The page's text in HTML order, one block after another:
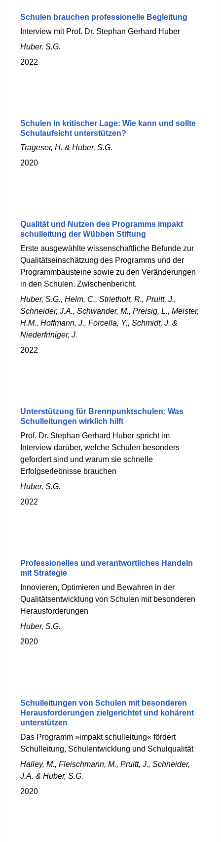
Schulen brauchen professionelle Begleitung
Interview mit Prof. Dr. Stephan Gerhard Huber
Huber, S.G.
2022
Schulen in kritischer Lage: Wie kann und sollte
Schulaufsicht unterstützen?
Trageser, H. & Huber, S.G.
2020
Qualität und Nutzen des Programms impakt
schulleitung der Wübben Stiftung
Erste ausgewählte wissenschaftliche Befunde zur
Qualitätseinschätzung des Programms und der
Programmbausteine sowie zu den Veränderungen
in den Schulen. Zwischenbericht.
Huber, S.G., Helm, C., Strietholt, R., Pruitt, J.,
Schneider, J.A., Schwander, M., Preisig, L., Meister,
H.M., Hoffmann, J., Forcella, Y., Schmidt, J. &
Niederfriniger, J.
2022
Unterstützung für Brennpunktschulen: Was
Schulleitungen wirklich hilft
Prof. Dr. Stephan Gerhard Huber spricht im
Interview darüber, welche Schulen besonders
gefordert sind und warum sie schnelle
Erfolgserlebnisse brauchen
Huber, S.G.
2022
Professionelles und verantwortliches Handeln
mit Strategie
Innovieren, Optimieren und Bewahren in der
Qualitätsentwicklung von Schulen mit besonderen
Herausforderungen
Huber, S.G.
2020
Schulleitungen von Schulen mit besonderen
Herausforderungen zielgerichtet und kohärent
unterstützen
Das Programm »impakt schulleitung« fördert
Schulleitung, Schulentwicklung und Schulqualität
Halley, M., Fleischmann, M., Pruitt, J., Schneider,
J.A. & Huber, S.G.
2020